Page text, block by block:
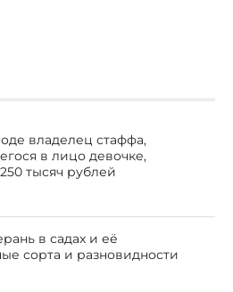
владелец стаффа,
в лицо девочке,
тысяч рублей
в садах и её
сорта и разновидности